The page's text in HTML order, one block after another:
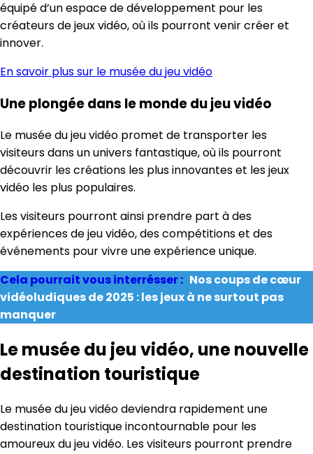
équipé d’un espace de développement pour les
créateurs de jeux vidéo, où ils pourront venir créer et
innover.
En savoir plus sur le musée du jeu vidéo
Une plongée dans le monde du jeu vidéo
Le musée du jeu vidéo promet de transporter les
visiteurs dans un univers fantastique, où ils pourront
découvrir les créations les plus innovantes et les jeux
vidéo les plus populaires.
Les visiteurs pourront ainsi prendre part à des
expériences de jeu vidéo, des compétitions et des
événements pour vivre une expérience unique.
Cela pourrait vous interrésser : Nos coups de cœur
vidéoludiques de 2025 : les jeux à ne surtout pas
manquer
Le musée du jeu vidéo, une nouvelle
destination touristique
Le musée du jeu vidéo deviendra rapidement une
destination touristique incontournable pour les
amoureux du jeu vidéo. Les visiteurs pourront prendre